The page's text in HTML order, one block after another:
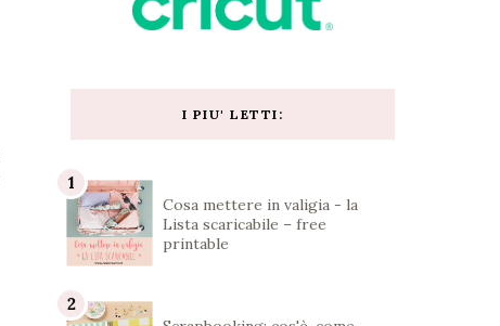
I PIU' LETTI:
Cosa mettere in valigia - la
Lista scaricabile – free
printable